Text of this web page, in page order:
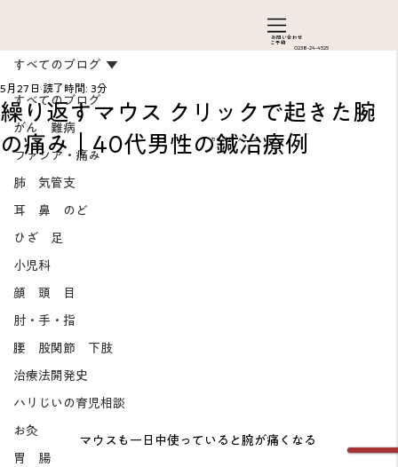
お問い合わ​せ
ご予約
0238-24-4525
すべてのブログ
がん 難病
ファシア・痛み
肺 気管支
耳 鼻 のど
ひざ 足
小児科
顔 頭 目
肘・手・指
腰 股関節 下肢
治療法開発史
ハリじいの育児相談
お灸
胃 腸
すべてのブログ
繰り返すマウス クリックで起きた腕
の痛み｜40代男性の鍼治療例
5月27日 読了時間: 3分
マウスも一日中使っていると腕が痛くなる
カテゴリーメニュー